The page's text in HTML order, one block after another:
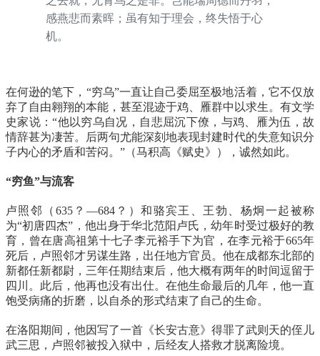
感燕悲而素晖；虽有知于理会，终失悟于心
机。
在何逊的笔下，“穷乌”一直让自己委屈至极地活着，它不仅放
弃了自由翱翔的本能，甚至混迹于鸡、雁群中以求生。有文学
史家说：“他以穷乌自况，自悲屈沉下僚，与鸡、雁为伍，故
情辞甚为凄苦。后两句尤能深刻地表现封建时代的失意知识分
子内心的矛盾和苦闷。”（马积高《赋史》），诚然如此。
“穷鱼”与流客
卢照邻（635？—684？）和骆宾王、王勃、杨炯一起被称
为“初唐四杰”，他出身于华北范阳卢氏，幼年时受过极好的教
育，曾在唐高祖第十七子李元裕手下为官，在李元裕于665年
死后，卢照邻才另谋生路，出任地方官员。他在成都东北部的
新都任新都尉，三年任期结束后，他大概有两年的时间逗留于
四川。此后，他再也没有出仕。在他生命最后的几年，他一直
饱受病痛的折磨，以自杀的形式结束了自己的生命。
在洛阳期间，他因写了一首《长安古意》得罪了武则天的侄儿
武三思，卢照邻被投入狱中，后经友人搭救才脱离险境。